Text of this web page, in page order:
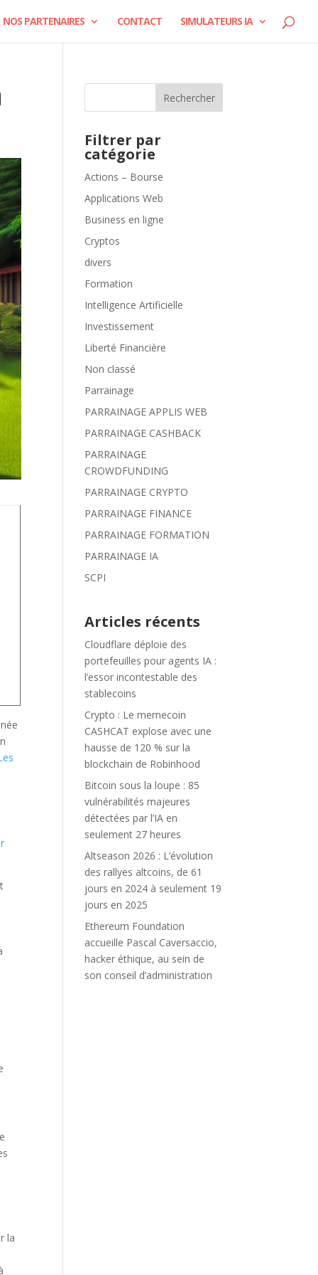
NOS PARTENAIRES CONTACT SIMULATEURS IA
la
Rechercher
Filtrer par
catégorie
Actions – Bourse
Applications Web
Business en ligne
Cryptos
divers
Formation
Intelligence Artificielle
Investissement
Liberté Financière
Non classé
Parrainage
PARRAINAGE APPLIS WEB
PARRAINAGE CASHBACK
PARRAINAGE
CROWDFUNDING
PARRAINAGE CRYPTO
PARRAINAGE FINANCE
PARRAINAGE FORMATION
PARRAINAGE IA
SCPI
Articles récents
Cloudflare déploie des
portefeuilles pour agents IA :
l’essor incontestable des
stablecoins
Crypto : Le memecoin
CASHCAT explose avec une
hausse de 120 % sur la
blockchain de Robinhood
Bitcoin sous la loupe : 85
vulnérabilités majeures
détectées par l’IA en
seulement 27 heures
Altseason 2026 : L’évolution
des rallyes altcoins, de 61
jours en 2024 à seulement 19
jours en 2025
Ethereum Foundation
accueille Pascal Caversaccio,
hacker éthique, au sein de
son conseil d’administration